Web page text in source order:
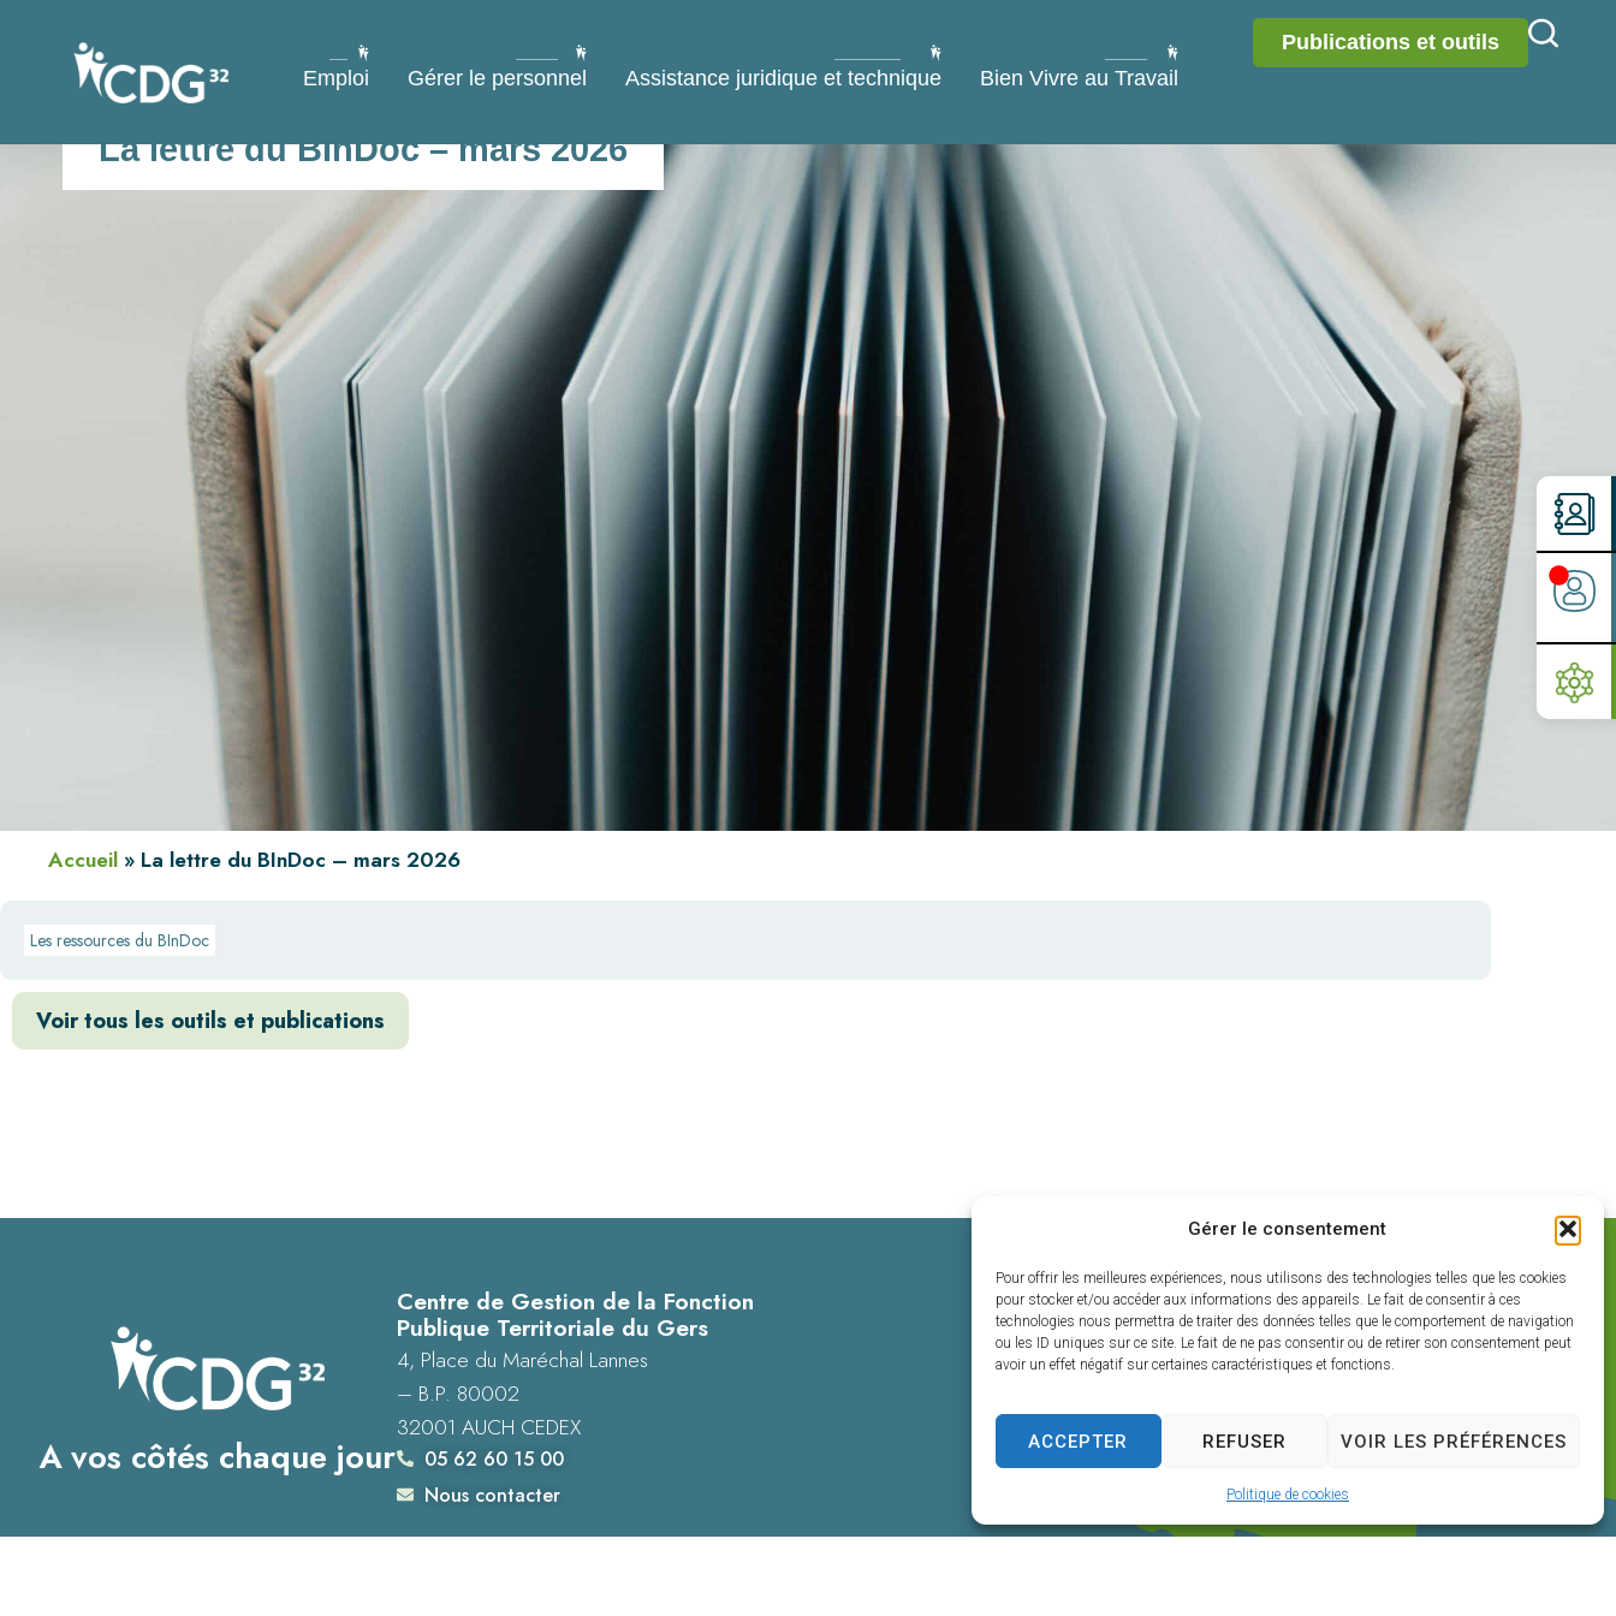
Gérer le consentement
Pour offrir les meilleures expériences, nous utilisons des technologies telles que les cookies
pour stocker et/ou accéder aux informations des appareils. Le fait de consentir à ces
technologies nous permettra de traiter des données telles que le comportement de navigation
ou les ID uniques sur ce site. Le fait de ne pas consentir ou de retirer son consentement peut
avoir un effet négatif sur certaines caractéristiques et fonctions.
ACCEPTER REFUSER VOIR LES PRÉFÉRENCES
Politique de cookies
Emploi Gérer le personnel Assistance juridique et technique Bien Vivre au Travail
Publications et outils
La lettre du BInDoc – mars 2026
Accueil » La lettre du BInDoc – mars 2026
Les ressources du BInDoc
Voir tous les outils et publications
A vos côtés chaque jour
Centre de Gestion de la Fonction
Publique Territoriale du Gers
4, Place du Maréchal Lannes
– B.P. 80002
32001 AUCH CEDEX
05 62 60 15 00
Nous contacter